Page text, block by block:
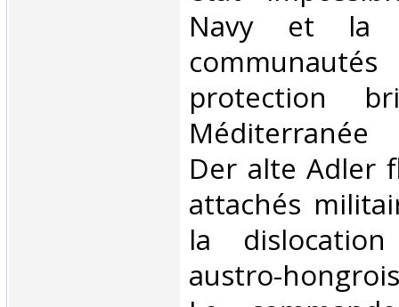
Navy et la
protection
Méditerranée
Der alte Adler
attachés
la
austro-